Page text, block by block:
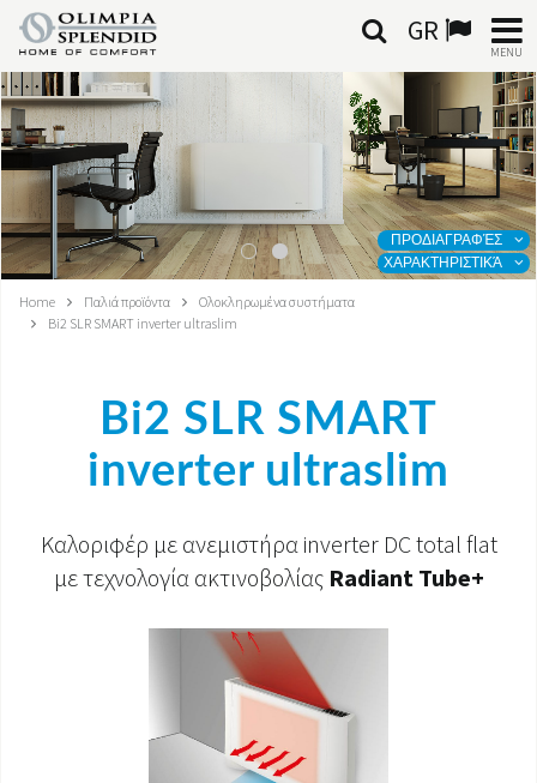
GR
MENU
ΕΛΛΗΝΙΚΆ
HOME
ΚΛΙΜΑΤΙΣΜΌΣ
ΘΈΡΜΑΝΣΗ
ΟΛΟΚΛΗΡΩΜΈΝΑ ΣΥΣΤΉΜΑΤΑ
ΕΠΙΚΟΙΝΩΝΊΑ
ΈΓΓΡΑΦΑ ΠΡΟΪΌΝΤΩΝ
ΠΡΟΔΙΑΓΡΑΦΈΣ
ΧΑΡΑΚΤΗΡΙΣΤΙΚΆ
Home Παλιά προϊόντα
Ολοκληρωμένα συστήματα
Bi2 SLR SMART inverter ultraslim
Bi2 SLR SMART
inverter ultraslim
Καλοριφέρ με ανεμιστήρα inverter DC total flat
με τεχνολογία ακτινοβολίας Radiant Tube+